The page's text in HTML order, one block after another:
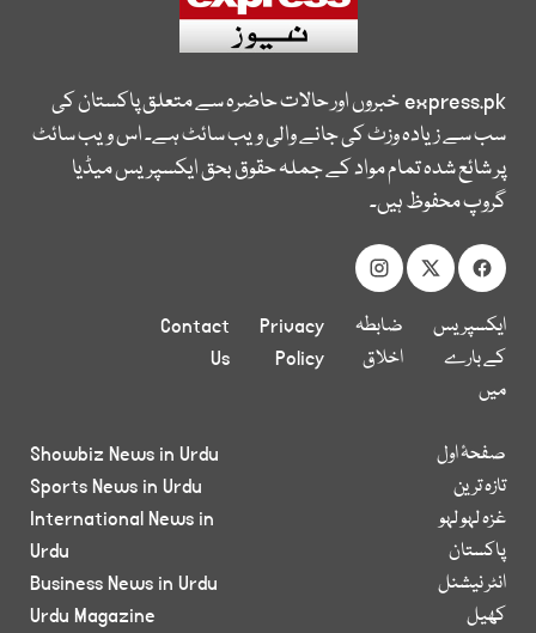
express.pkخبروں اور حالات حاضرہ سے متعلق پاکستان کی
سب سے زیادہ وزٹ کی جانے والی ویب سائٹ ہے۔ اس ویب سائٹ
پر شائع شدہ تمام مواد کے جملہ حقوق بحق ایکسپریس میڈیا
گروپ محفوظ ہیں۔
ایکسپریس
کے بارے
میں
ضابطہ
اخلاق
Privacy
Policy
Contact
Us
صفحۂ اول
تازہ ترین
غزہ لہو لہو
پاکستان
انٹر نیشنل
کھیل
Showbiz News in Urdu
Sports News in Urdu
International News in
Urdu
Business News in Urdu
Urdu Magazine